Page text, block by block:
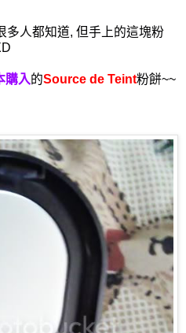
多人都知道, 但手上的這塊粉
購入的Source de Teint粉餅~~